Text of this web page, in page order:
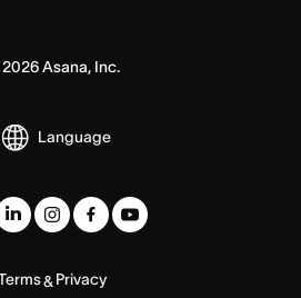
2026Asana, Inc.
Language
& Privacy